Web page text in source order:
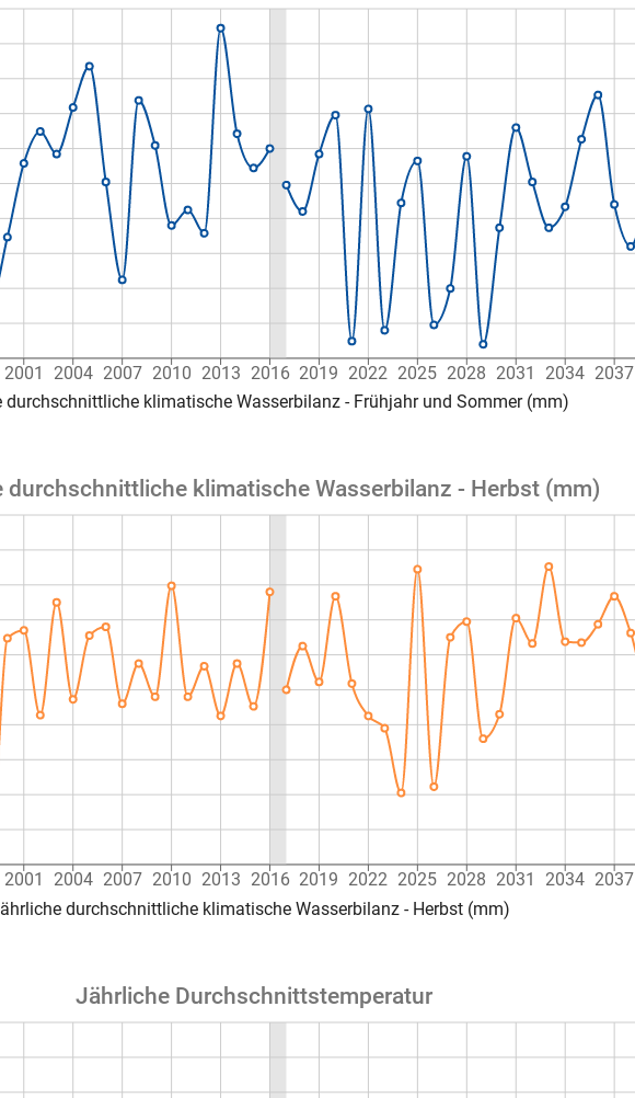
2001 2004 2007 2010 2013 2016 2019 2022 2025 2028 2031 2034 2037
durchschnittliche klimatische Wasserbilanz - Frühjahr und Sommer (mm)
durchschnittliche klimatische Wasserbilanz - Herbst (mm)
2001 2004 2007 2010 2013 2016 2019 2022 2025 2028 2031 2034 2037
durchschnittliche klimatische Wasserbilanz - Herbst (mm)
Jährliche Durchschnittstemperatur